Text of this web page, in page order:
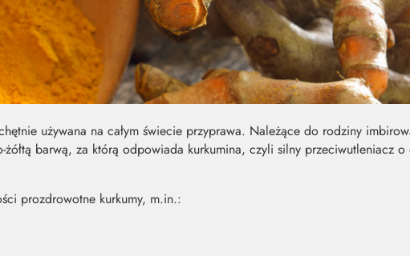
używana na całym świecie przyprawa. Należące do rodziny
żółtą barwą, za którą odpowiada kurkumina, czyli silny przeciwutleniacz o
prozdrowotne kurkumy, m.in.: